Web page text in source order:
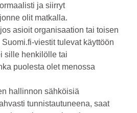
ja siirryt
olit matkalla.
asioit organisaation tai toisen
viestit tulevat käyttöön
sille henkilölle tai
puolesta olet menossa
hallinnon sähköisiä
tunnistautuneena, saat